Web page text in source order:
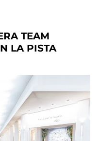
TEAM
LA PISTA